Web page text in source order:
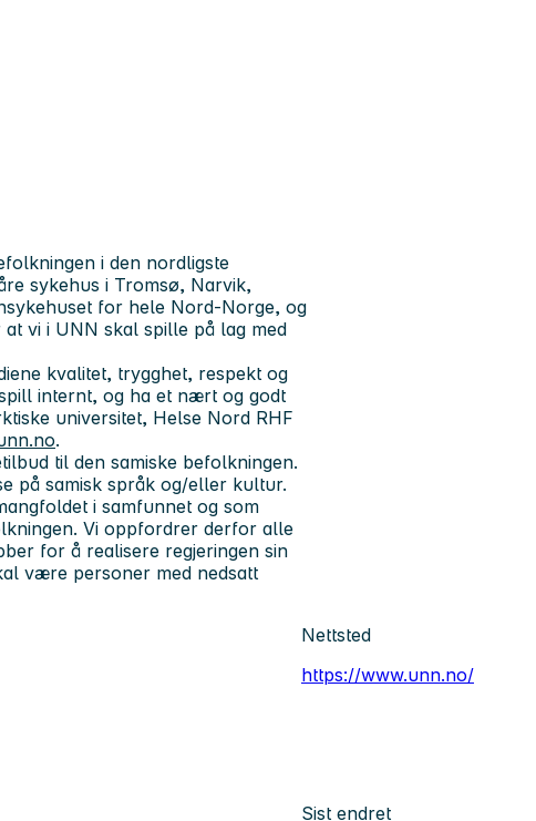
i den nordligste
sykehus i Tromsø, Narvik,
for hele Nord-Norge, og
vi i UNN skal spille på lag med
kvalitet, trygghet, respekt og
internt, og ha et nært og godt
universitet, Helse Nord RHF
.
til den samiske befolkningen.
på samisk språk og/eller kultur.
i samfunnet og som
Vi oppfordrer derfor alle
for å realisere regjeringen sin
være personer med nedsatt
Nettsted
https://www.unn.no/
Sist endret